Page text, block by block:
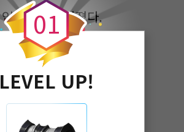
속으로 사라졌다.
듯하다.
01
LEVEL UP!